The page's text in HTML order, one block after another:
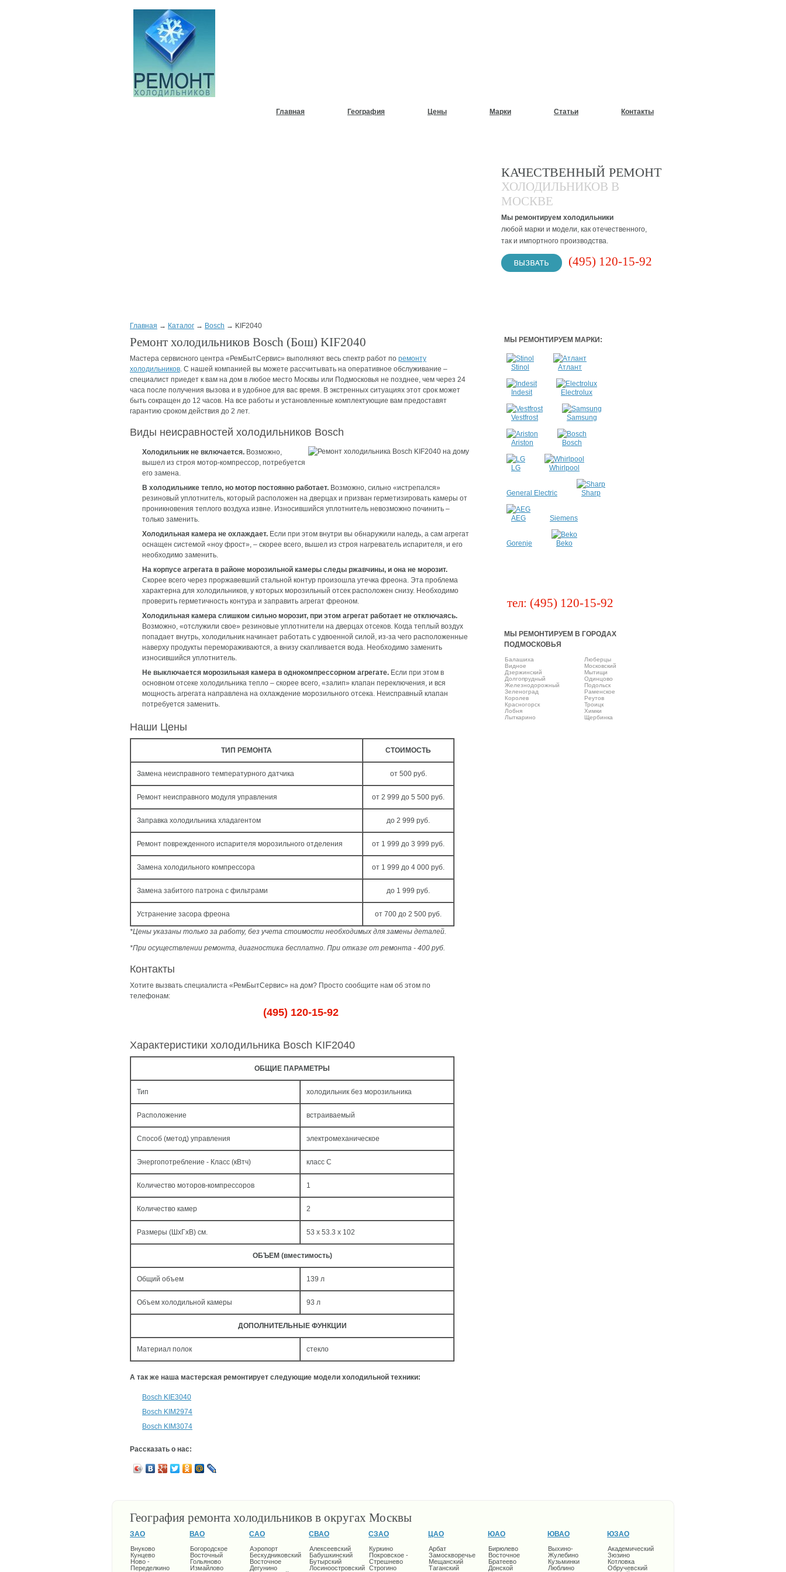
Главная География Цены Марки Статьи Контакты
КАЧЕСТВЕННЫЙ РЕМОНТ
ХОЛОДИЛЬНИКОВ В
МОСКВЕ
Мы ремонтируем холодильники
любой марки и модели, как отечественного,
так и импортного производства.
(495) 120-15-92
Главная → Каталог → Bosch → KIF2040
Ремонт холодильников Bosch (Бош) KIF2040
Мастера сервисного центра «РемБытСервис» выполняют весь спектр работ по ремонту
холодильников. С нашей компанией вы можете рассчитывать на оперативное обслуживание –
специалист приедет к вам на дом в любое место Москвы или Подмосковья не позднее, чем через 24
часа после получения вызова и в удобное для вас время. В экстренных ситуациях этот срок может
быть сокращен до 12 часов. На все работы и установленные комплектующие вам предоставят
гарантию сроком действия до 2 лет.
Виды неисравностей холодильников Bosch
Холодильник не включается. Возможно,
вышел из строя мотор-компрессор, потребуется
его замена.
В холодильнике тепло, но мотор постоянно работает. Возможно, сильно «истрепался»
резиновый уплотнитель, который расположен на дверцах и призван герметизировать камеры от
проникновения теплого воздуха извне. Износившийся уплотнитель невозможно починить –
только заменить.
Холодильная камера не охлаждает. Если при этом внутри вы обнаружили наледь, а сам агрегат
оснащен системой «ноу фрост», – скорее всего, вышел из строя нагреватель испарителя, и его
необходимо заменить.
На корпусе агрегата в районе морозильной камеры следы ржавчины, и она не морозит.
Скорее всего через проржавевший стальной контур произошла утечка фреона. Эта проблема
характерна для холодильников, у которых морозильный отсек расположен снизу. Необходимо
проверить герметичность контура и заправить агрегат фреоном.
Холодильная камера слишком сильно морозит, при этом агрегат работает не отключаясь.
Возможно, «отслужили свое» резиновые уплотнители на дверцах отсеков. Когда теплый воздух
попадает внутрь, холодильник начинает работать с удвоенной силой, из-за чего расположенные
наверху продукты перемораживаются, а внизу скапливается вода. Необходимо заменить
износившийся уплотнитель.
Не выключается морозильная камера в однокомпрессорном агрегате. Если при этом в
основном отсеке холодильника тепло – скорее всего, «залип» клапан переключения, и вся
мощность агрегата направлена на охлаждение морозильного отсека. Неисправный клапан
потребуется заменить.
Наши Цены
ТИП РЕМОНТА СТОИМОСТЬ
Замена неисправного температурного датчика от 500 руб.
Ремонт неисправного модуля управления от 2 999 до 5 500 руб.
Заправка холодильника хладагентом до 2 999 руб.
Ремонт поврежденного испарителя морозильного отделения от 1 999 до 3 999 руб.
Замена холодильного компрессора от 1 999 до 4 000 руб.
Замена забитого патрона с фильтрами до 1 999 руб.
Устранение засора фреона от 700 до 2 500 руб.
*Цены указаны только за работу, без учета стоимости необходимых для замены деталей.
*При осуществлении ремонта, диагностика бесплатно. При отказе от ремонта - 400 руб.
Контакты
Хотите вызвать специалиста «РемБытСервис» на дом? Просто сообщите нам об этом по
телефонам:
(495) 120-15-92
Характеристики холодильника Bosch KIF2040
ОБЩИЕ ПАРАМЕТРЫ
Тип холодильник без морозильника
Расположение встраиваемый
Способ (метод) управления электромеханическое
Энергопотребление - Класс (кВтч) класс C
Количество моторов-компрессоров 1
Количество камер 2
Размеры (ШxГxВ) см. 53 x 53.3 x 102
ОБЪЕМ (вместимость)
Общий объем 139 л
Объем холодильной камеры 93 л
ДОПОЛНИТЕЛЬНЫЕ ФУНКЦИИ
Материал полок стекло
А так же наша мастерская ремонтирует следующие модели холодильной техники:
Bosch KIE3040
Bosch KIM2974
Bosch KIM3074
Рассказать о нас:
МЫ РЕМОНТИРУЕМ МАРКИ:
Stinol Атлант
Indesit Electrolux
Vestfrost Samsung
Ariston Bosch
LG Whirlpool
General Electric Sharp
AEG Siemens
Gorenje Beko
тел: (495) 120-15-92
МЫ РЕМОНТИРУЕМ В ГОРОДАХ
ПОДМОСКОВЬЯ
Балашиха
Виднoe
Дзержинский
Долгопрудный
Железнодорожный
Зеленоград
Королев
Красногорск
Лобня
Лыткарино
Люберцы
Московский
Мытищи
Одинцово
Подольск
Раменское
Реутов
Троицк
Химки
Щербинка
География ремонта холодильников в округах Москвы
ЗАО
Внуково
Кунцево
Ново -
Переделкино
ВАО
Богородское
Восточный
Гольяново
Измайлово
САО
Аэропорт
Бескудниковский
Восточное
Дегунино
СВАО
Алексеевский
Бабушкинский
Бутырский
Лосиноостровский
СЗАО
Куркино
Покровское -
Стрешнево
Строгино
ЦАО
Арбат
Замоскворечье
Мещанский
Таганский
ЮАО
Бирюлево
Восточное
Братеево
Донской
ЮВАО
Выхино-
Жулебино
Кузьминки
Люблино
ЮЗАО
Академический
Зюзино
Котловка
Обручевский